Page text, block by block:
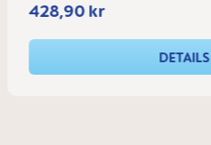
428,90 kr
DETAILS